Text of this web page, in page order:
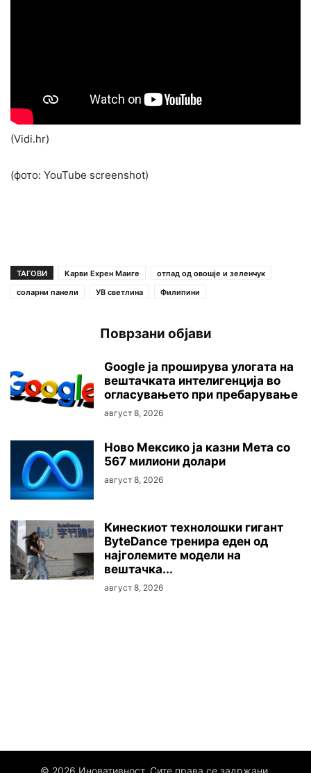
(Vidi.hr)
(фото: YouTube screenshot)
ТАГОВИ Карви Ехрен Маиге
отпад од овошје и зеленчук
соларни панели
УВ светлина Филипини
Поврзани објави
Google ја проширува улогата на
вештачката интелигенција во
огласувањето при пребарување
август 8, 2026
Ново Мексико ја казни Мета со
567 милиони долари
август 8, 2026
Кинескиот технолошки гигант
ByteDance тренира еден од
најголемите модели на
вештачка...
август 8, 2026
© 2026 Иновативност. Сите права се задржани.